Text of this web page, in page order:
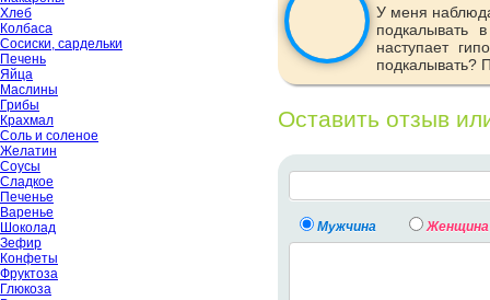
Хлеб
Колбаса
Сосиски, сардельки
Печень
Яйца
Маслины
Грибы
Крахмал
Соль и соленое
Желатин
Соусы
Сладкое
Печенье
Варенье
Шоколад
Зефир
Конфеты
Фруктоза
Глюкоза
У меня
подкалывать
наступает
подкалывать?
Оставить отзыв
Мужчина Женщина